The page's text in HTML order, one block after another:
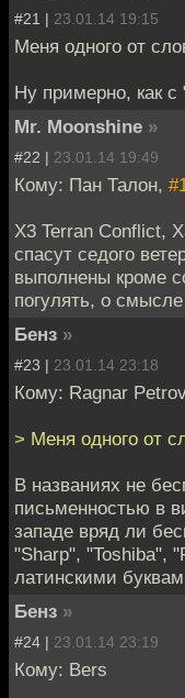
#21 | 23.01.14 19:15
Меня одного от
Ну примерно, как
Mr. Moonshine »
#22 | 23.01.14 19:49
Кому: Пан Талон,
X3 Terran Conflict,
спасут седого
выполнены кроме
погулять, о
Бенз »
#23 | 23.01.14 23:18
Кому: Ragnar
> Меня одного от
В названиях не
письменностью в
западе вряд ли
"Sharp", "Toshiba",
латинскими
Бенз »
#24 | 23.01.14 23:19
Кому: Bers